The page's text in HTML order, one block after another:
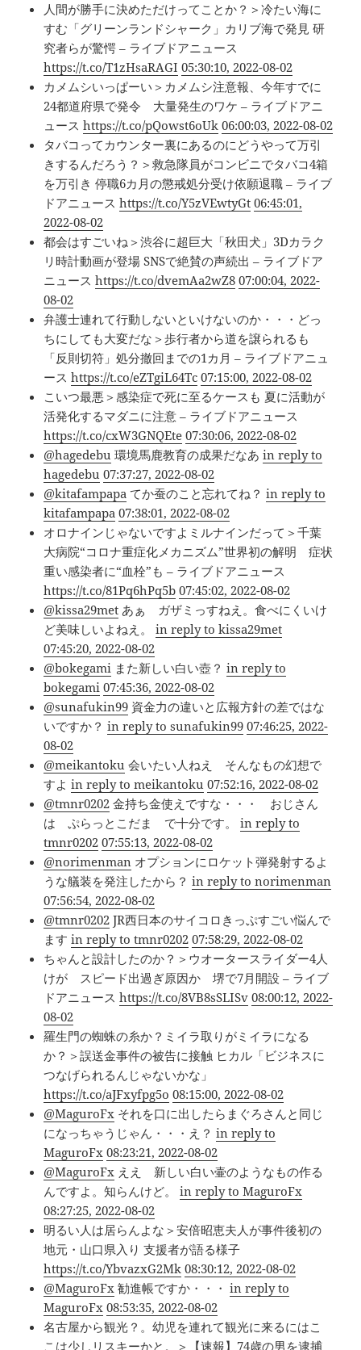
人間が勝手に決めただけってことか？＞冷たい海に
すむ「グリーンランドシャーク」カリブ海で発見 研
究者らが驚愕 – ライブドアニュース
https://t.co/T1zHsaRAGI 05:30:10, 2022-08-02
カメムシいっぱーい＞カメムシ注意報、今年すでに
24都道府県で発令 大量発生のワケ – ライブドアニ
ュースhttps://t.co/pQowst6oUk 06:00:03, 2022-08-02
タバコってカウンター裏にあるのにどうやって万引
きするんだろう？＞救急隊員がコンビニでタバコ4箱
を万引き 停職6カ月の懲戒処分受け依願退職 – ライブ
ドアニュースhttps://t.co/Y5zVEwtyGt 06:45:01,
2022-08-02
都会はすごいね＞渋谷に超巨大「秋田犬」3Dカラク
リ時計動画が登場 SNSで絶賛の声続出 – ライブドア
ニュースhttps://t.co/dvemAa2wZ8 07:00:04, 2022-
08-02
弁護士連れて行動しないといけないのか・・・どっ
ちにしても大変だな＞歩行者から道を譲られるも
「反則切符」処分撤回までの1カ月 – ライブドアニュ
ースhttps://t.co/eZTgiL64Tc 07:15:00, 2022-08-02
こいつ最悪＞感染症で死に至るケースも 夏に活動が
活発化するマダニに注意 – ライブドアニュース
https://t.co/cxW3GNQEte 07:30:06, 2022-08-02
@hagedebu 環境馬鹿教育の成果だなあin reply to
hagedebu 07:37:27, 2022-08-02
@kitafampapa てか蚕のこと忘れてね？in reply to
kitafampapa 07:38:01, 2022-08-02
オロナインじゃないですよミルナインだって＞千葉
大病院“コロナ重症化メカニズム”世界初の解明 症状
重い感染者に“血栓”も – ライブドアニュース
https://t.co/81Pq6hPq5b 07:45:02, 2022-08-02
@kissa29met あぁ ガザミっすねえ。食べにくいけ
ど美味しいよねえ。in reply to kissa29met
07:45:20, 2022-08-02
@bokegami また新しい白い壺？in reply to
bokegami 07:45:36, 2022-08-02
@sunafukin99 資金力の違いと広報方針の差ではな
いですか？in reply to sunafukin99 07:46:25, 2022-
08-02
@meikantoku 会いたい人ねえ そんなもの幻想で
すよin reply to meikantoku 07:52:16, 2022-08-02
@tmnr0202 金持ち金使えですな・・・ おじさん
は ぷらっとこだま で十分です。in reply to
tmnr0202 07:55:13, 2022-08-02
@norimenman オプションにロケット弾発射するよ
うな艤装を発注したから？in reply to norimenman
07:56:54, 2022-08-02
@tmnr0202 JR西日本のサイコロきっぷすごい悩んで
ますin reply to tmnr0202 07:58:29, 2022-08-02
ちゃんと設計したのか？＞ウオータースライダー4人
けが スピード出過ぎ原因か 堺で7月開設 – ライブ
ドアニュースhttps://t.co/8VB8sSLISv 08:00:12, 2022-
08-02
羅生門の蜘蛛の糸か？ミイラ取りがミイラになる
か？＞誤送金事件の被告に接触 ヒカル「ビジネスに
つなげられるんじゃないかな」
https://t.co/aJFxyfpg5o 08:15:00, 2022-08-02
@MaguroFx それを口に出したらまぐろさんと同じ
になっちゃうじゃん・・・え？in reply to
MaguroFx 08:23:21, 2022-08-02
@MaguroFx ええ 新しい白い壷のようなもの作る
んですよ。知らんけど。in reply to MaguroFx
08:27:25, 2022-08-02
明るい人は居らんよな＞安倍昭恵夫人が事件後初の
地元・山口県入り 支援者が語る様子
https://t.co/YbvazxG2Mk 08:30:12, 2022-08-02
@MaguroFx 勧進帳ですか・・・in reply to
MaguroFx 08:53:35, 2022-08-02
名古屋から観光？。幼児を連れて観光に来るにはこ
こは少しリスキーかと。＞【速報】74歳の男を逮捕